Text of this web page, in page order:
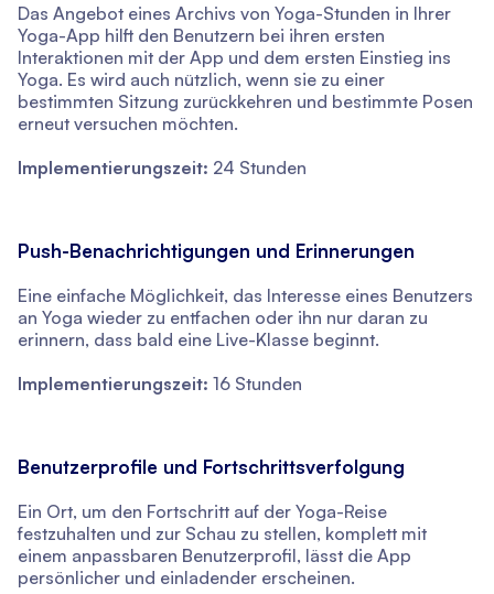
Das Angebot eines Archivs von Yoga-Stunden in Ihrer
Yoga-App hilft den Benutzern bei ihren ersten
Interaktionen mit der App und dem ersten Einstieg ins
Yoga. Es wird auch nützlich, wenn sie zu einer
bestimmten Sitzung zurückkehren und bestimmte Posen
erneut versuchen möchten.
Implementierungszeit: 24 Stunden
Push-Benachrichtigungen und Erinnerungen
Eine einfache Möglichkeit, das Interesse eines Benutzers
an Yoga wieder zu entfachen oder ihn nur daran zu
erinnern, dass bald eine Live-Klasse beginnt.
Implementierungszeit: 16 Stunden
Benutzerprofile und Fortschrittsverfolgung
Ein Ort, um den Fortschritt auf der Yoga-Reise
festzuhalten und zur Schau zu stellen, komplett mit
einem anpassbaren Benutzerprofil, lässt die App
persönlicher und einladender erscheinen.